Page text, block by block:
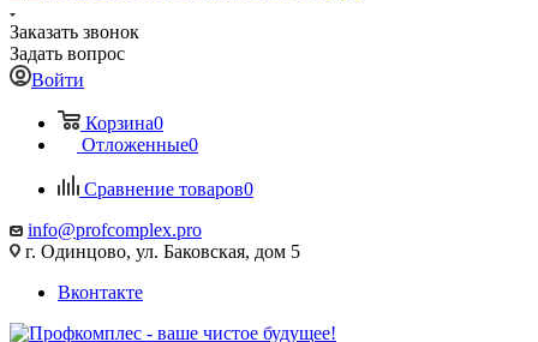
Заказать звонок
Задать вопрос
Войти
Корзина0
Отложенные0
Сравнение товаров0
info@profcomplex.pro
г. Одинцово, ул. Баковская, дом 5
Вконтакте